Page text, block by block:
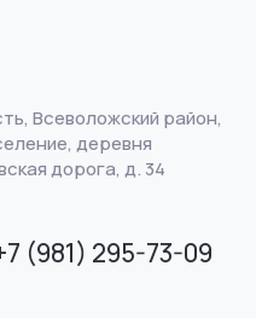
Всеволожский район,
деревня
дорога, д. 34
(981) 295-73-09